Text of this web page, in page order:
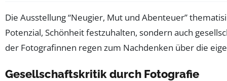
Die Ausstellung “Neugier, Mut und Abenteuer”
Potenzial, Schönheit festzuhalten, sondern auch
der Fotografinnen regen zum Nachdenken über die
Gesellschaftskritik durch Fotografie